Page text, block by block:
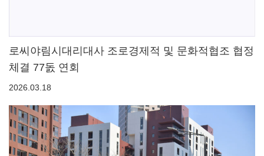
로씨야림시대리대사 조로경제적 및 문화적협조 협정
체결 77돐 연회
2026.03.18